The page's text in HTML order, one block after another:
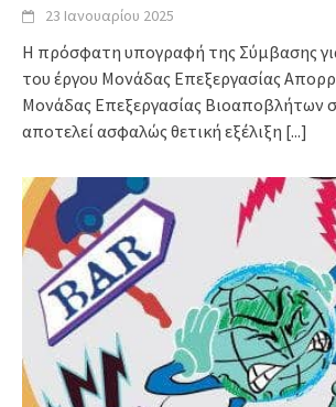
23 Ιανουαρίου 2025
Η πρόσφατη υπογραφή της Σύμβασης
του έργου Μονάδας Επεξεργασίας
Μονάδας Επεξεργασίας Βιοαποβλήτων
αποτελεί ασφαλώς θετική εξέλιξη [...]